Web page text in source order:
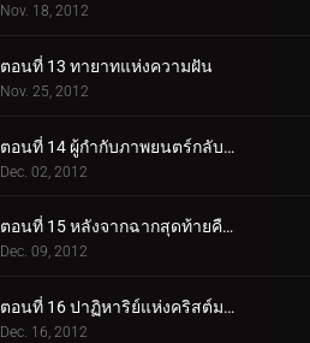
Nov. 18, 2012
ตอนที่ 13 ทายาทแห่งความฝัน
Nov. 25, 2012
ตอนที่ 14 ผู้กำกับภาพยนตร์กลับมาแล้ว
Dec. 02, 2012
ตอนที่ 15 หลังจากฉากสุดท้ายคือ...
Dec. 09, 2012
ตอนที่ 16 ปาฏิหาริย์แห่งคริสต์มาส
Dec. 16, 2012